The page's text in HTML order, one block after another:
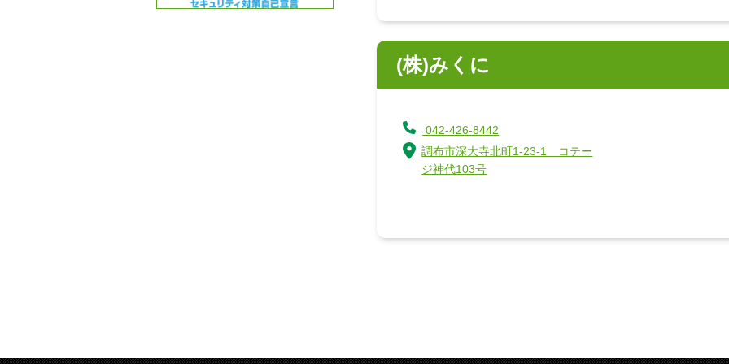
(株)みくに
042-426-8442
調布市深大寺北町1-23-1 コテー
ジ神代103号